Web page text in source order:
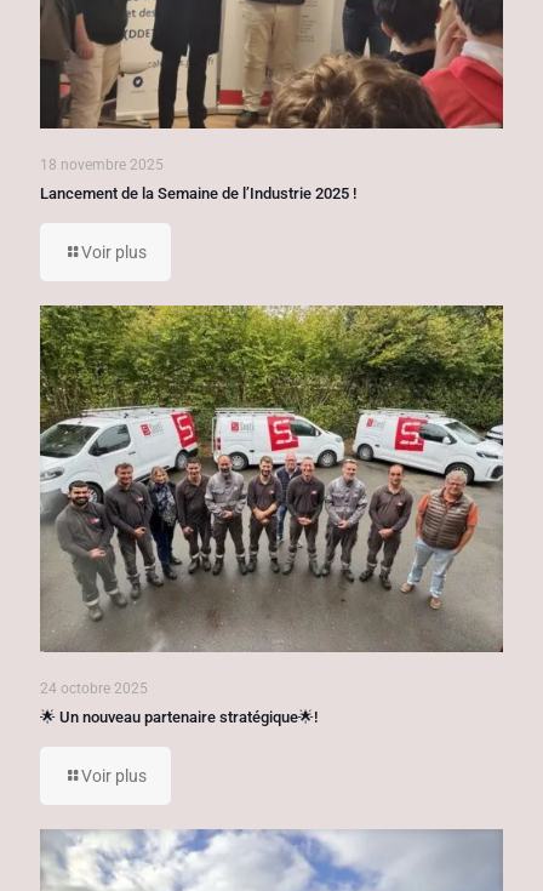
18 novembre 2025
Lancement de la Semaine de l’Industrie 2025 !
Voir plus
24 octobre 2025
🌟 Un nouveau partenaire stratégique🌟!
Voir plus